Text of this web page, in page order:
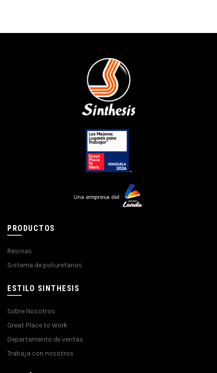
PRODUCTOS
Resinas
Sistema de poliuretanos
ESTILO SINTHESIS
Sobre Nosotros
Great Place to Work
Departamento de ventas
Trabaja con nosotros